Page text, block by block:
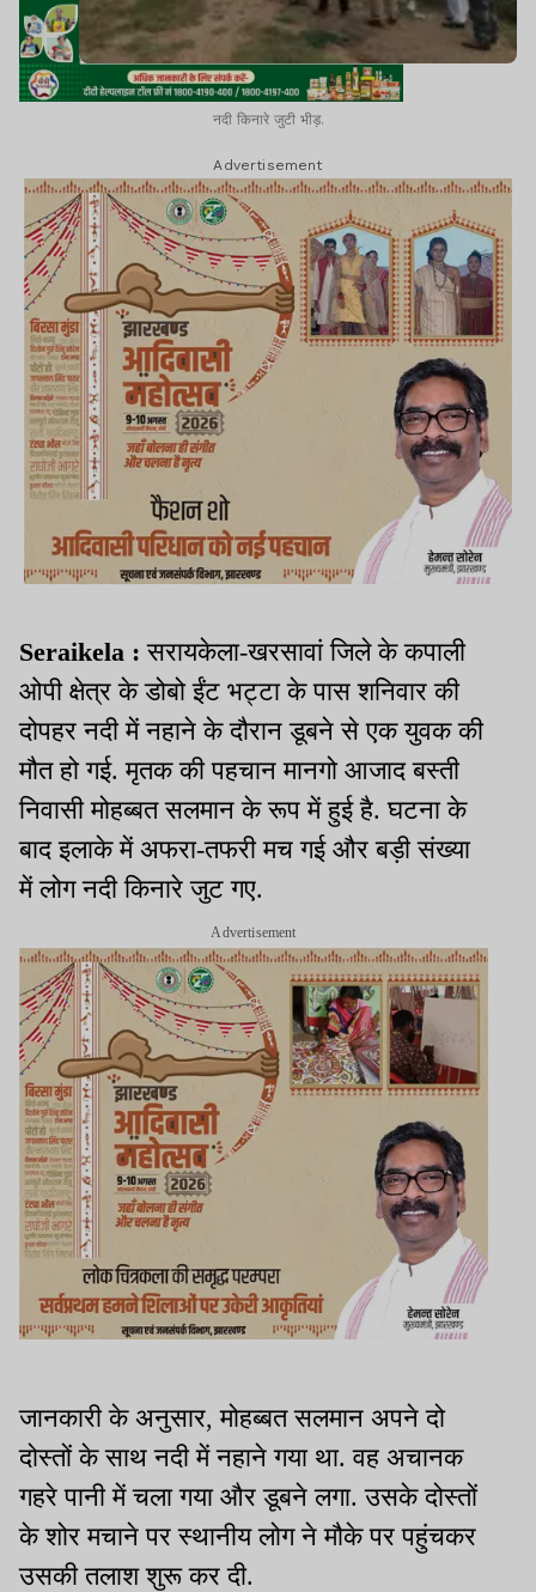
नदी किनारे जुटी भीड़.
Advertisement
Seraikela :सरायकेला-खरसावां जिले के कपाली
ओपी क्षेत्र के डोबो ईंट भट्टा के पास शनिवार की
दोपहर नदी में नहाने के दौरान डूबने से एक युवक की
मौत हो गई. मृतक की पहचान मानगो आजाद बस्ती
निवासी मोहब्बत सलमान के रूप में हुई है. घटना के
बाद इलाके में अफरा-तफरी मच गई और बड़ी संख्या
में लोग नदी किनारे जुट गए.
Advertisement
जानकारी के अनुसार, मोहब्बत सलमान अपने दो
दोस्तों के साथ नदी में नहाने गया था. वह अचानक
गहरे पानी में चला गया और डूबने लगा. उसके दोस्तों
के शोर मचाने पर स्थानीय लोग ने मौके पर पहुंचकर
उसकी तलाश शुरू कर दी.